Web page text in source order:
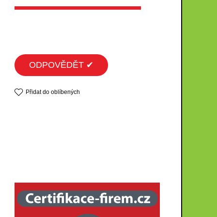
ODPOVĚDĚT ✔
Přidat do oblíbených